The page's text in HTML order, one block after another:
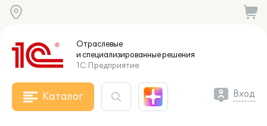
Отраслевые
и специализированныерешения
1С:Предприятие
Каталог Вход